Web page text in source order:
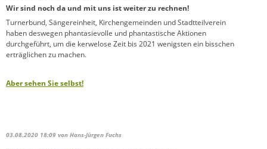
Wir sind noch da und mit uns ist weiter zu rechnen!
Turnerbund, Sängereinheit, Kirchengemeinden und Stadtteilverein
haben deswegen phantasievolle und phantastische Aktionen
durchgeführt, um die kerwelose Zeit bis 2021 wenigsten ein bisschen
erträglichen zu machen.
Aber sehen Sie selbst!
03.08.2020 18:09 von Hans-Jürgen Fuchs